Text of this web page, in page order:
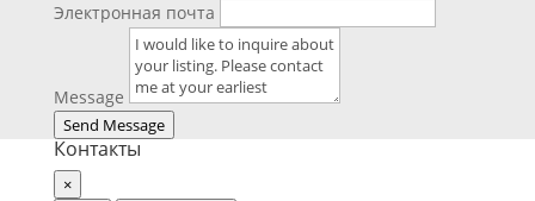
Электронная почта
Message
Send Message
Контакты
×